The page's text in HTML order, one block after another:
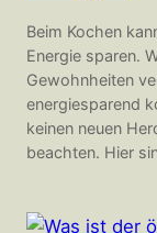
Beim Kochen
Energie sparen.
Gewohnheiten
energiesparend
keinen neuen
beachten. Hier